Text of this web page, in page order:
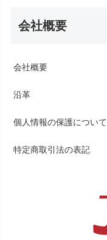
会社概要
会社概要
沿革
個人情報の保護について
特定商取引法の表記